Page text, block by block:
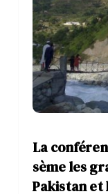
La
sème les
Pakistan et